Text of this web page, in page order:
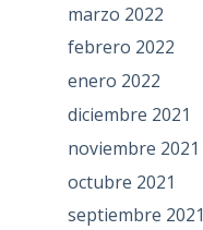
marzo 2022
febrero 2022
enero 2022
diciembre 2021
noviembre 2021
octubre 2021
septiembre 2021